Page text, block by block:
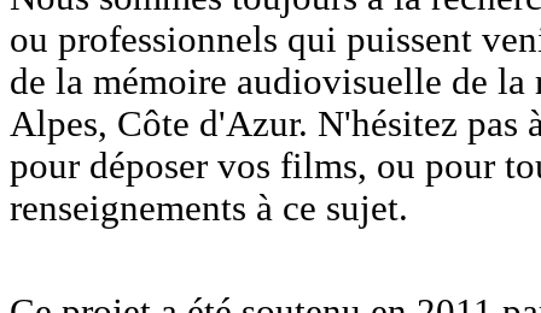
ou professionnels qui puissent
de la mémoire audiovisuelle de la
Alpes, Côte d'Azur. N'hésitez pas
pour déposer vos films, ou pour
renseignements à ce sujet.